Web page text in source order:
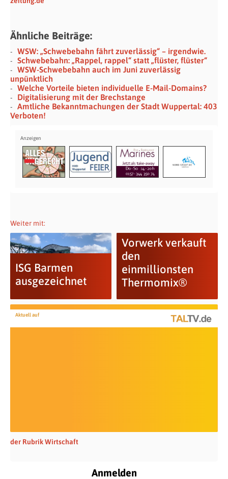
Ähnliche Beiträge:
WSW: „Schwebebahn fährt zuverlässig“ – irgendwie.
Schwebebahn: „Rappel, rappel“ statt „flüster, flüster“
WSW-Schwebebahn auch im Juni zuverlässig
unpünktlich
Welche Vorteile bieten individuelle E-Mail-Domains?
Digitalisierung mit der Brechstange
Amtliche Bekanntmachungen der Stadt Wuppertal: 403
Verboten!
Weiter mit:
ISG Barmen
ausgezeichnet
Vorwerk verkauft
den
einmillionsten
Thermomix®
Aktuell auf
der Rubrik Wirtschaft
Anmelden